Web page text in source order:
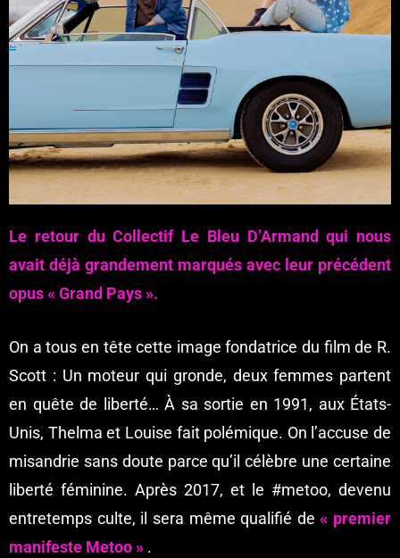
Le retour du Collectif Le Bleu D’Armand qui nous
avait déjà grandement marqués avec leur précédent
opus « Grand Pays ».
On a tous en tête cette image fondatrice du film de R.
Scott : Un moteur qui gronde, deux femmes partent
en quête de liberté… À sa sortie en 1991, aux États-
Unis, Thelma et Louise fait polémique. On l’accuse de
misandrie sans doute parce qu’il célèbre une certaine
liberté féminine. Après 2017, et le #metoo, devenu
entretemps culte, il sera même qualifié de« premier
manifeste Metoo » .